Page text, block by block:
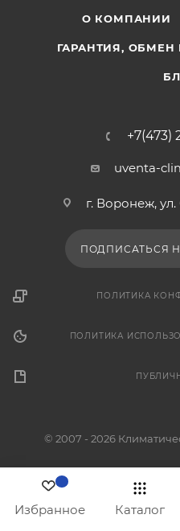
О КОМПАНИИ
ГАРАНТИЯ, ОБМЕН
+7(473)
uventa-
г. Воронеж,
ПОДПИСАТЬСЯ
ПОЛИТИКА
ПОЛИТИКА
© 2007 - 2026
Избранное Каталог